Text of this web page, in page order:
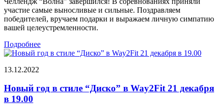
участие самые выносливые и сильные. Поздравляем
победителей, вручаем подарки и выражаем личную симпатию
вашей целеустремленности.
Подробнее
13.12.2022
Новый год в стиле “Диско” в Way2Fit 21 декабря
в 19.00